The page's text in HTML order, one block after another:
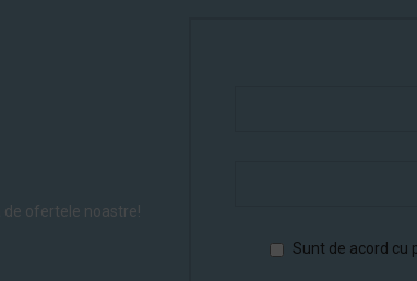
de ofertele noastre!
Sunt de acord cu